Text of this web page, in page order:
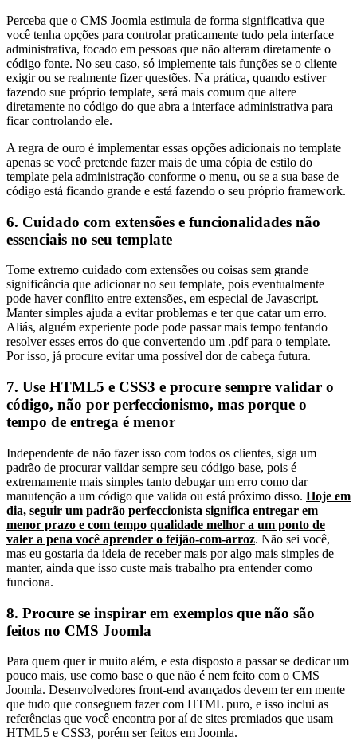
Perceba que o CMS Joomla estimula de forma significativa que
você tenha opções para controlar praticamente tudo pela interface
administrativa, focado em pessoas que não alteram diretamente o
código fonte. No seu caso, só implemente tais funções se o cliente
exigir ou se realmente fizer questões. Na prática, quando estiver
fazendo sue próprio template, será mais comum que altere
diretamente no código do que abra a interface administrativa para
ficar controlando ele.
A regra de ouro é implementar essas opções adicionais no template
apenas se você pretende fazer mais de uma cópia de estilo do
template pela administração conforme o menu, ou se a sua base de
código está ficando grande e está fazendo o seu próprio framework.
6. Cuidado com extensões e funcionalidades não
essenciais no seu template
Tome extremo cuidado com extensões ou coisas sem grande
significância que adicionar no seu template, pois eventualmente
pode haver conflito entre extensões, em especial de Javascript.
Manter simples ajuda a evitar problemas e ter que catar um erro.
Aliás, alguém experiente pode pode passar mais tempo tentando
resolver esses erros do que convertendo um .pdf para o template.
Por isso, já procure evitar uma possível dor de cabeça futura.
7. Use HTML5 e CSS3 e procure sempre validar o
código, não por perfeccionismo, mas porque o
tempo de entrega é menor
Independente de não fazer isso com todos os clientes, siga um
padrão de procurar validar sempre seu código base, pois é
extremamente mais simples tanto debugar um erro como dar
manutenção a um código que valida ou está próximo disso. Hoje em
dia, seguir um padrão perfeccionista significa entregar em
menor prazo e com tempo qualidade melhor a um ponto de
valer a pena você aprender o feijão-com-arroz. Não sei você,
mas eu gostaria da ideia de receber mais por algo mais simples de
manter, ainda que isso custe mais trabalho pra entender como
funciona.
8. Procure se inspirar em exemplos que não são
feitos no CMS Joomla
Para quem quer ir muito além, e esta disposto a passar se dedicar um
pouco mais, use como base o que não é nem feito com o CMS
Joomla. Desenvolvedores front-end avançados devem ter em mente
que tudo que conseguem fazer com HTML puro, e isso inclui as
referências que você encontra por aí de sites premiados que usam
HTML5 e CSS3, porém ser feitos em Joomla.